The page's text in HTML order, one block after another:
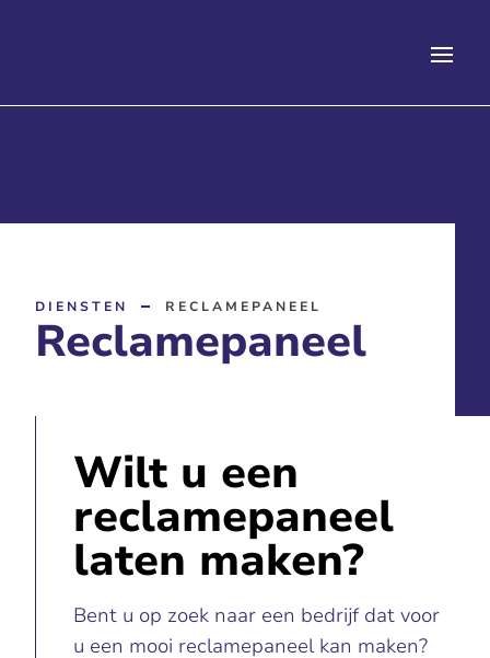
DIENSTEN RECLAMEPANEEL
Reclamepaneel
Wilt u een
reclamepaneel
laten maken?
Bent u op zoek naar een bedrijf dat voor
u een mooi reclamepaneel kan maken?